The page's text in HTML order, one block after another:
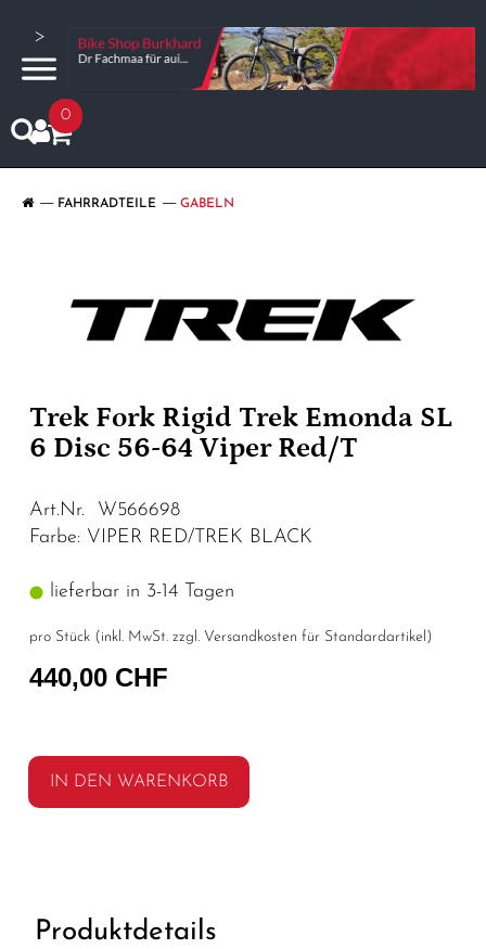
>
0
FAHRRADTEILE GABELN
Trek Fork Rigid Trek Emonda SL
6 Disc 56-64 Viper Red/T
Art.Nr. W566698
Farbe: VIPER RED/TREK BLACK
lieferbar in 3-14 Tagen
pro Stück (inkl. MwSt. zzgl. Versandkosten für Standardartikel )
440,00 CHF
IN DEN WARENKORB
Produktdetails